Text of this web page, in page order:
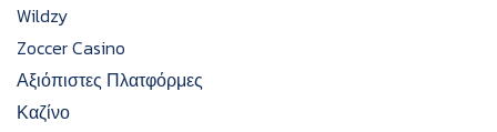
Wildzy
Zoccer Casino
Αξιόπιστες Πλατφόρμες
Καζίνο